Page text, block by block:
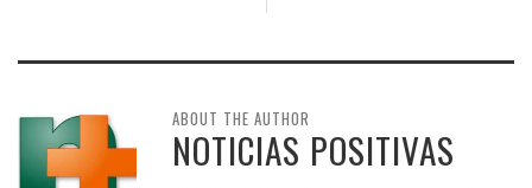
ABOUT THE AUTHOR
NOTICIAS POSITIVAS